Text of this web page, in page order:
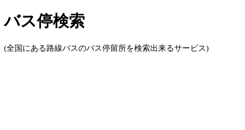
バス停検索
(全国にある路線バスのバス停留所を検索出来るサービス)